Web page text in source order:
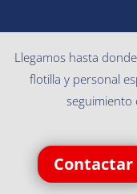
Llegamos hasta
flotilla y personal
seguimiento
Contactar